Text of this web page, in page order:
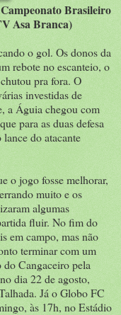
Brasileiro
Asa Branca)
o gol. Os donos da
rebote no escanteio, o
pra fora. O
investidas de
a Águia chegou com
para as duas defesa
do atacante
o jogo fosse melhorar,
muito e os
algumas
fluir. No fim do
em campo, mas não
terminar com um
Cangaceiro pela
dia 22 de agosto,
Já o Globo FC
às 17h, no Estádio